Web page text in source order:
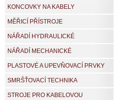
KONCOVKY NA KABELY
MĚŘICÍ PŘÍSTROJE
NÁŘADÍ HYDRAULICKÉ
NÁŘADÍ MECHANICKÉ
PLASTOVÉ A UPEVŇOVACÍ PRVKY
SMRŠŤOVACÍ TECHNIKA
STROJE PRO KABELOVOU